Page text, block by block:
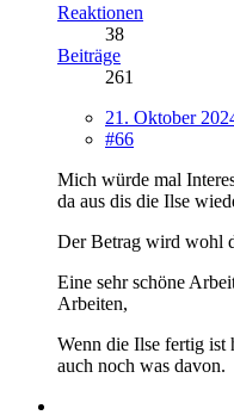
Reaktionen
38
Beiträge
261
21. Oktober
#66
Mich würde mal
da aus dis die Ilse
Der Betrag wird wohl
Eine sehr schöne
Arbeiten,
Wenn die Ilse fertig ist
auch noch was davon.